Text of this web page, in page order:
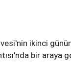
ikinci
bir araya